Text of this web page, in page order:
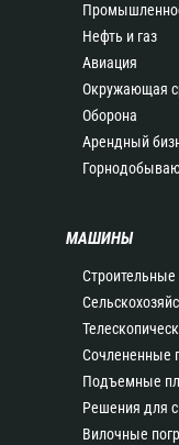
Нефть и газ
Авиация
Окружающая
Оборона
Арендный
МАШИНЫ
Строительные
Сочлененные
Подъемные
Решения для
Вилочные